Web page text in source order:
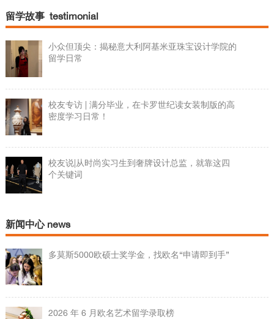
留学故事 testimonial
小众但顶尖：揭秘意大利阿基米亚珠宝设计学院的
留学日常
校友专访 | 满分毕业，在卡罗世纪读女装制版的高
密度学习日常！
校友说|从时尚实习生到奢牌设计总监，就靠这四
个关键词
新闻中心 news
多莫斯5000欧硕士奖学金，找欧名“申请即到手”
2026 年 6 月欧名艺术留学录取榜